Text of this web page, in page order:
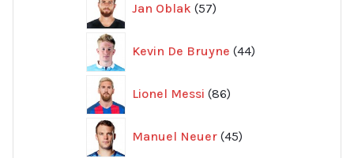
Jan Oblak 57
produkter
Kevin De Bruyne 44
produkter
Lionel Messi 86
produkter
Manuel Neuer 45
produkter